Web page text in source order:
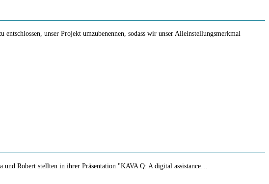
unser Projekt umzubenennen, sodass wir unser Alleinstellungsmerkmal
Robert stellten in ihrer Präsentation "KAVA Q: A digital assistance…